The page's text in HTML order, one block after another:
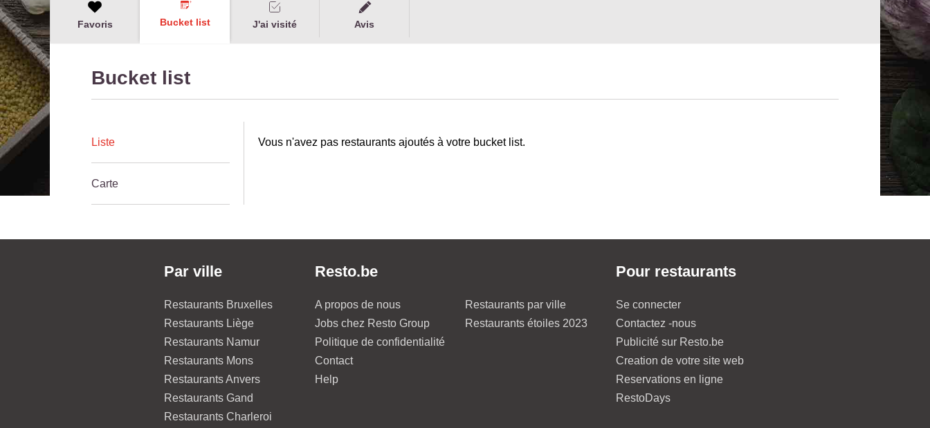
Favoris Bucket list J'ai visité Avis
Bucket list
Liste
Carte
Vous n'avez pas restaurants ajoutés à votre bucket list.
Par ville
Restaurants Bruxelles
Restaurants Liège
Restaurants Namur
Restaurants Mons
Restaurants Anvers
Restaurants Gand
Restaurants Charleroi
Resto.be
A propos de nous
Jobs chez Resto Group
Politique de confidentialité
Contact
Help
Restaurants par ville
Restaurants étoiles 2023
Pour restaurants
Se connecter
Contactez -nous
Publicité sur Resto.be
Creation de votre site web
Reservations en ligne
RestoDays